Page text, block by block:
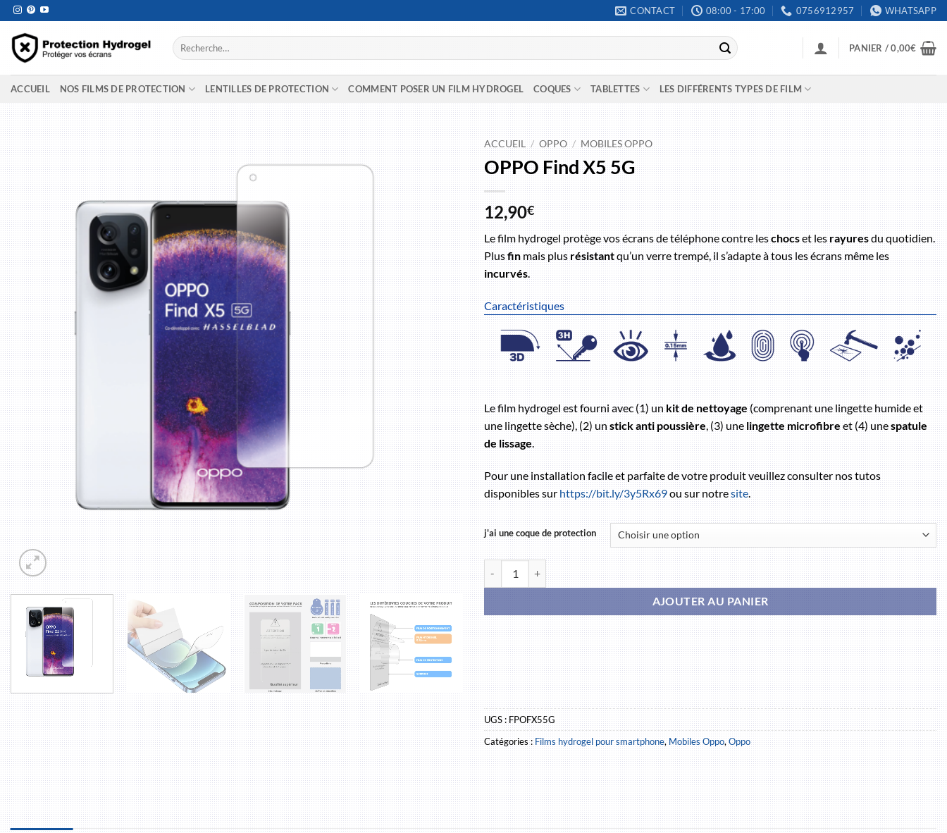
Passer
au
contenu
CONTACT 08:00 - 17:00 0756912957 WHATSAPP
Recherche
pour :
PANIER /0,00€
ACCUEIL NOS FILMS DE PROTECTION LENTILLES DE PROTECTION COMMENT POSER UN FILM HYDROGEL COQUES TABLETTES LES DIFFÉRENTS TYPES DE FILM
ACCUEIL / OPPO / MOBILES OPPO
OPPO Find X5 5G
12,90€
Le film hydrogel protège vos écrans de téléphone contre leschocset lesrayuresdu quotidien.
Plusfinmais plusrésistantqu’un verre trempé, il s’adapte à tous les écrans même les
incurvés.
Caractéristiques
Le film hydrogel est fourni avec (1) unkit de nettoyage(comprenant une lingette humide et
une lingette sèche), (2) unstick anti poussière, (3) unelingette microfibreet (4) unespatule
de lissage.
Pour une installation facile et parfaite de votre produit veuillez consulter nos tutos
disponibles surhttps://bit.ly/3y5Rx69ou sur notresite.
j'ai une coque de protection
quantité de OPPO Find X5 5G
AJOUTER AU PANIER
UGS :FPOFX55G
Catégories :Films hydrogel pour smartphone,Mobiles Oppo,Oppo